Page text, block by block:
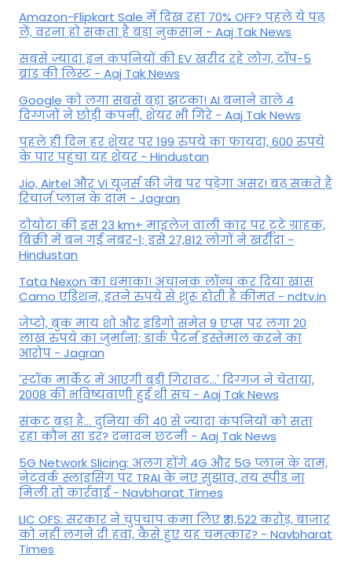
Amazon-Flipkart Sale में दिख रहा 70% OFF? पहले ये पढ़
लें, वरना हो सकता है बड़ा नुकसान - Aaj Tak News
सबसे ज्यादा इन कंपनियों की EV खरीद रहे लोग, टॉप-5
ब्रांड की लिस्ट - Aaj Tak News
Google को लगा सबसे बड़ा झटका! AI बनाने वाले 4
दिग्गजों ने छोड़ी कंपनी, शेयर भी गिरे - Aaj Tak News
पहले ही दिन हर शेयर पर 199 रुपये का फायदा, 600 रुपये
के पार पहुंचा यह शेयर - Hindustan
Jio, Airtel और Vi यूजर्स की जेब पर पड़ेगा असर! बढ़ सकते हैं
रिचार्ज प्लान के दाम - Jagran
टोयोटा की इस 23 km+ माइलेज वाली कार पर टूटे ग्राहक,
बिक्री में बन गई नंबर-1; इसे 27,812 लोगों ने खरीदा -
Hindustan
Tata Nexon का धमाका! अचानक लॉन्च कर दिया खास
Camo एडिशन, इतने रुपये से शुरू होती है कीमत - ndtv.in
जेप्टो, बुक माय शो और इंडिगो समेत 9 एप्स पर लगा 20
लाख रुपये का जुर्माना; डार्क पैटर्न इस्तेमाल करने का
आरोप - Jagran
'स्‍टॉक मार्केट में आएगी बड़ी गिरावट...' दिग्‍गज ने चेताया,
2008 की भविष्यवाणी हुई थी सच - Aaj Tak News
संकट बड़ा है... दुनिया की 40 से ज्यादा कंपनियों को सता
रहा कौन सा डर? दनादन छंटनी - Aaj Tak News
5G Network Slicing: अलग होंगे 4G और 5G प्लान के दाम,
नेटवर्क स्लाइसिंग पर TRAI के नए सुझाव, तय स्पीड ना
मिली तो कार्रवाई - Navbharat Times
LIC OFS: सरकार ने चुपचाप कमा लिए ₹31,522 करोड़, बाजार
को नहीं लगने दी हवा, कैसे हुए यह चमत्कार? - Navbharat
Times